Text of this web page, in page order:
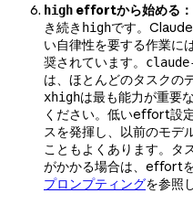
high effortから始める：
き続き highです。
い自律性を要する作業に
奨されています。
は、ほとんどのタスクの
xhighは最も能力が重要
ください。低いeffort設
スを発揮し、以前のモデ
こともよくあります。タ
がかかる場合は、effortを
プロンプティングを参照